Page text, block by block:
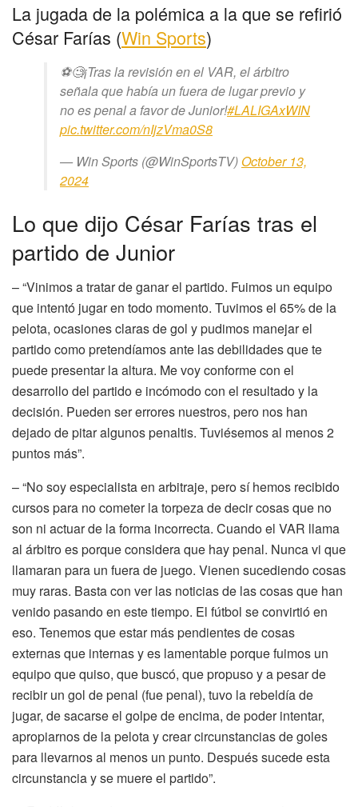
La jugada de la polémica a la que se refirió
César Farías (Win Sports)
⚽🧐¡Tras la revisión en el VAR, el árbitro
señala que había un fuera de lugar previo y
no es penal a favor de Junior!#LALIGAxWIN
pic.twitter.com/nIjzVma0S8
— Win Sports (@WinSportsTV) October 13,
2024
Lo que dijo César Farías tras el
partido de Junior
– “Vinimos a tratar de ganar el partido. Fuimos un equipo
que intentó jugar en todo momento. Tuvimos el 65% de la
pelota, ocasiones claras de gol y pudimos manejar el
partido como pretendíamos ante las debilidades que te
puede presentar la altura. Me voy conforme con el
desarrollo del partido e incómodo con el resultado y la
decisión. Pueden ser errores nuestros, pero nos han
dejado de pitar algunos penaltis. Tuviésemos al menos 2
puntos más”.
– “No soy especialista en arbitraje, pero sí hemos recibido
cursos para no cometer la torpeza de decir cosas que no
son ni actuar de la forma incorrecta. Cuando el VAR llama
al árbitro es porque considera que hay penal. Nunca vi que
llamaran para un fuera de juego. Vienen sucediendo cosas
muy raras. Basta con ver las noticias de las cosas que han
venido pasando en este tiempo. El fútbol se convirtió en
eso. Tenemos que estar más pendientes de cosas
externas que internas y es lamentable porque fuimos un
equipo que quiso, que buscó, que propuso y a pesar de
recibir un gol de penal (fue penal), tuvo la rebeldía de
jugar, de sacarse el golpe de encima, de poder intentar,
apropiarnos de la pelota y crear circunstancias de goles
para llevarnos al menos un punto. Después sucede esta
circunstancia y se muere el partido”.